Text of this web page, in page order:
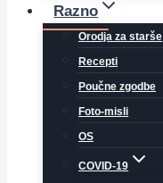
Razno
Orodja za starše
Recepti
Poučne zgodbe
Foto-misli
OS
COVID-19